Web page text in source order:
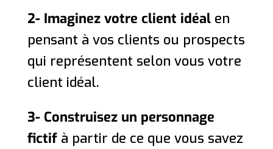
2- Imaginez votre client idéalen
pensant à vos clients ou prospects
qui représentent selon vous votre
client idéal.
3- Construisez un personnage
fictifà partir de ce que vous savez